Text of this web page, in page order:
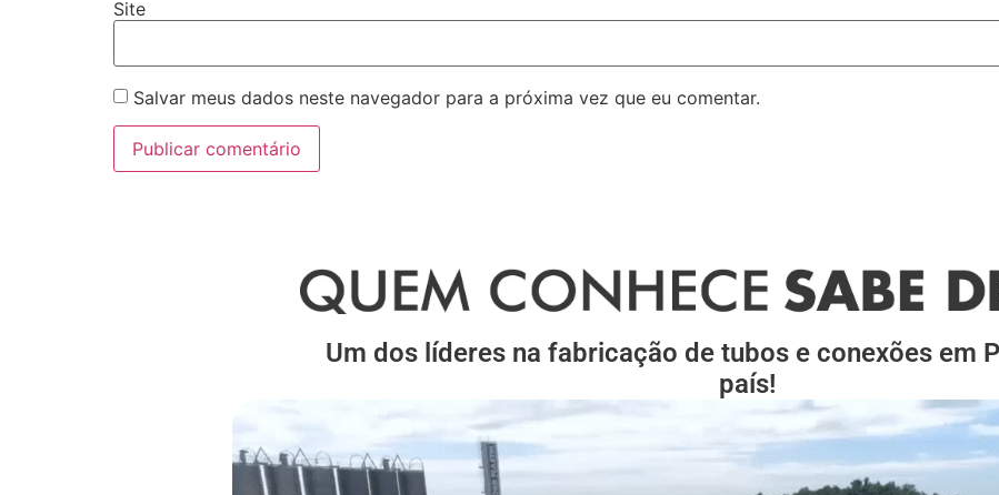
Site
Salvar meus dados neste navegador para a próxima vez que eu comentar.
Um dos líderes na fabricação de tubos e conexões em
país!